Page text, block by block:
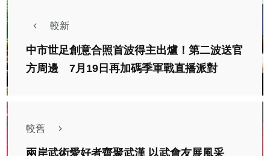
較新
中市世足創意合照首波得主出爐！第二波送官
方周邊 7月19日再加碼季軍戰直播派對
較舊
兩岸武術愛好者齊聚武漢 以武會友展風采